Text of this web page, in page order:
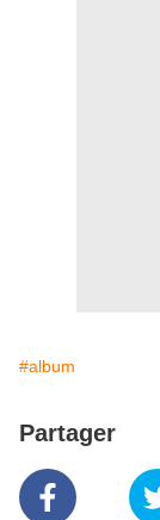
#album
Partager